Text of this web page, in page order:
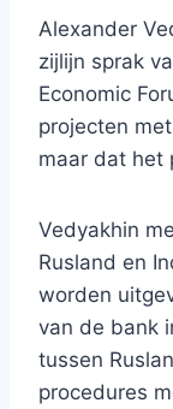
Alexander
zijlijn sprak
Economic
projecten
maar dat het
Vedyakhin
Rusland en
worden
van de bank
tussen
procedures